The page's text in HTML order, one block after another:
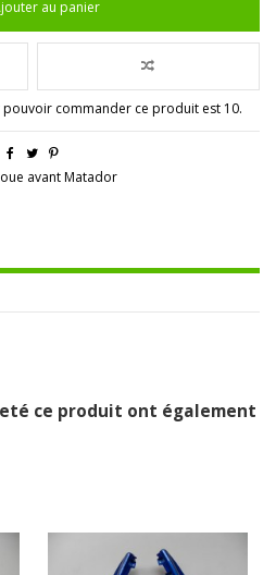
au panier
commander ce produit est 10.
avant Matador
ce produit ont également